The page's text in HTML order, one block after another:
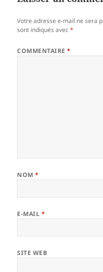
Votre adresse e-mail ne sera
sont indiqués avec*
COMMENTAIRE*
NOM*
E-MAIL *
SITE WEB